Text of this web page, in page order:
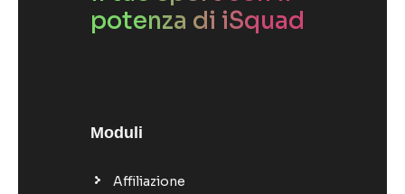
potenza di iSquad
Moduli
Affiliazione